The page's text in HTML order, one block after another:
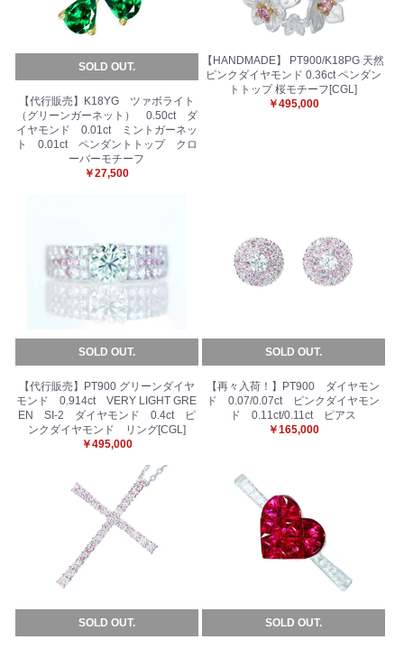
SOLD OUT.
【代行販売】K18YG ツァボライト
（グリーンガーネット） 0.50ct ダ
イヤモンド 0.01ct ミントガーネッ
ト 0.01ct ペンダントトップ クロ
ーバーモチーフ
￥27,500
【HANDMADE】 PT900/K18PG 天然
ピンクダイヤモンド 0.36ct ペンダン
トトップ 桜モチーフ[CGL]
￥495,000
SOLD OUT.
【代行販売】PT900 グリーンダイヤ
モンド 0.914ct VERY LIGHT GRE
EN SI-2 ダイヤモンド 0.4ct ピ
ンクダイヤモンド リング[CGL]
￥495,000
SOLD OUT.
【再々入荷！】PT900 ダイヤモン
ド 0.07/0.07ct ピンクダイヤモン
ド 0.11ct/0.11ct ピアス
￥165,000
SOLD OUT. SOLD OUT.